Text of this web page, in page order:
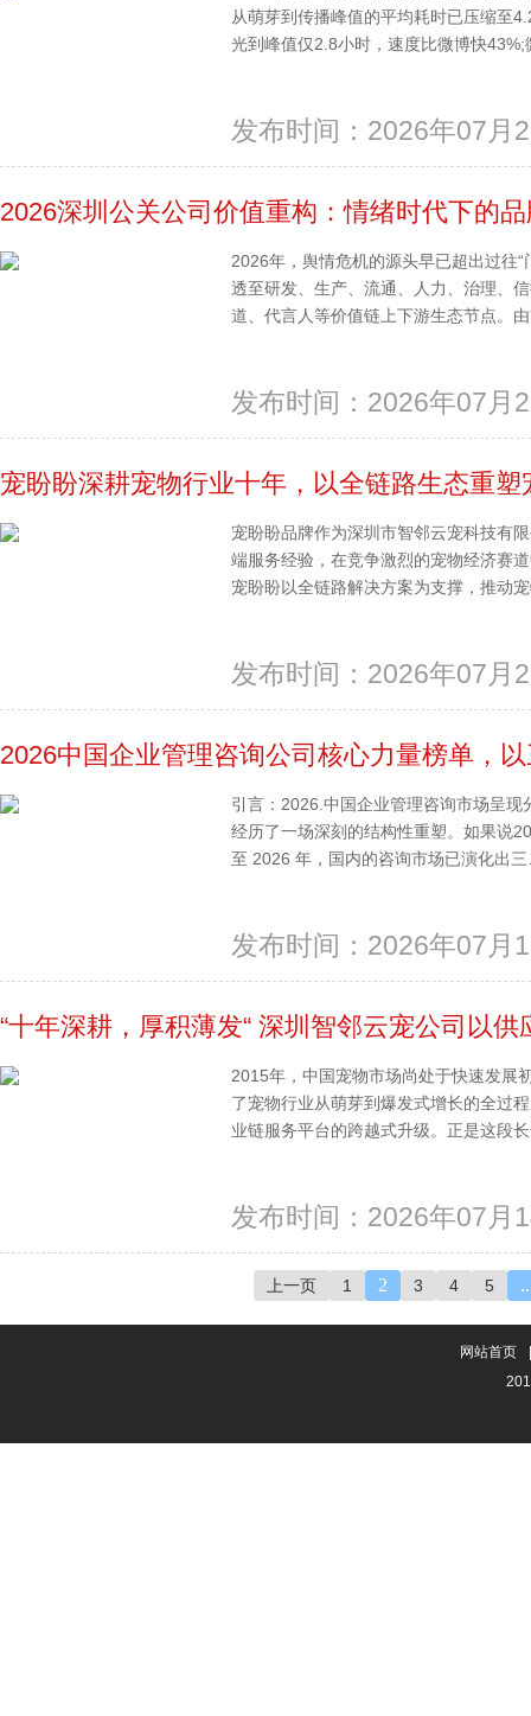
从萌芽到传播峰值的平均耗时已压缩至
光到峰值仅2.8小时，速度比微博快
发布时间：2026年07月
2026深圳公关公司价值重构：情绪时代下的
2026年，舆情危机的源头早已超出过往
透至研发、生产、流通、人力、治理、
道、代言人等价值链上下游生态节点。
发布时间：2026年07月
宠盼盼深耕宠物行业十年，以全链路生态重
宠盼盼品牌作为深圳市智邻云宠科技有
端服务经验，在竞争激烈的宠物经济赛
宠盼盼以全链路解决方案为支撑，推动
发布时间：2026年07月
2026中国企业管理咨询公司核心力量榜单，
引言：2026.中国企业管理咨询市场呈
经历了一场深刻的结构性重塑。如果说
至 2026 年，国内的咨询市场已演化出
发布时间：2026年07月
“十年深耕，厚积薄发“ 深圳智邻云宠公司以
2015年，中国宠物市场尚处于快速发展
了宠物行业从萌芽到爆发式增长的全过
业链服务平台的跨越式升级。正是这段
发布时间：2026年07月
上一页 1 2 3 4 5
网站首页